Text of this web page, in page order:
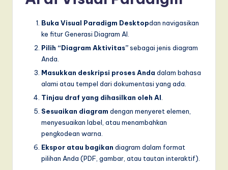
Buka Visual Paradigm Desktopdan navigasikan
ke fitur Generasi Diagram AI.
Pilih “Diagram Aktivitas”sebagai jenis diagram
Anda.
Masukkan deskripsi proses Anda dalam bahasa
alami atau tempel dari dokumentasi yang ada.
Tinjau draf yang dihasilkan oleh AI
Sesuaikan diagram dengan menyeret elemen,
menyesuaikan label, atau menambahkan
pengkodean warna.
Ekspor atau bagikan diagram dalam format
pilihan Anda (PDF, gambar, atau tautan interaktif).